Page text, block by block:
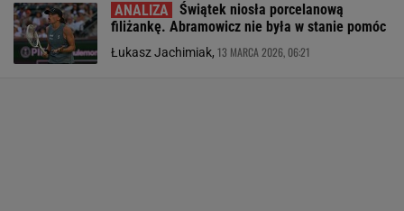
Świątek niosła porcelanową
filiżankę. Abramowicz nie była w stanie pomóc
Łukasz Jachimiak, 13 MARCA 2026, 06:21